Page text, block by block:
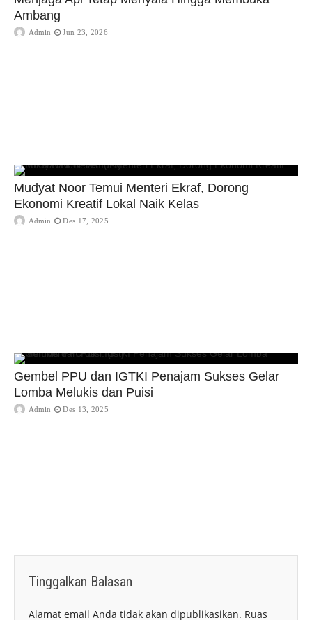
Ambang
Admin Jun 23, 2026
Mudyat Noor Temui Menteri Ekraf, Dorong
Ekonomi Kreatif Lokal Naik Kelas
Admin Des 17, 2025
Gembel PPU dan IGTKI Penajam Sukses Gelar
Lomba Melukis dan Puisi
Admin Des 13, 2025
Tinggalkan Balasan
Alamat email Anda tidak akan dipublikasikan. Ruas